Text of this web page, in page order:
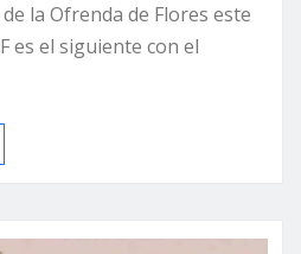
la Ofrenda de Flores este
es el siguiente con el